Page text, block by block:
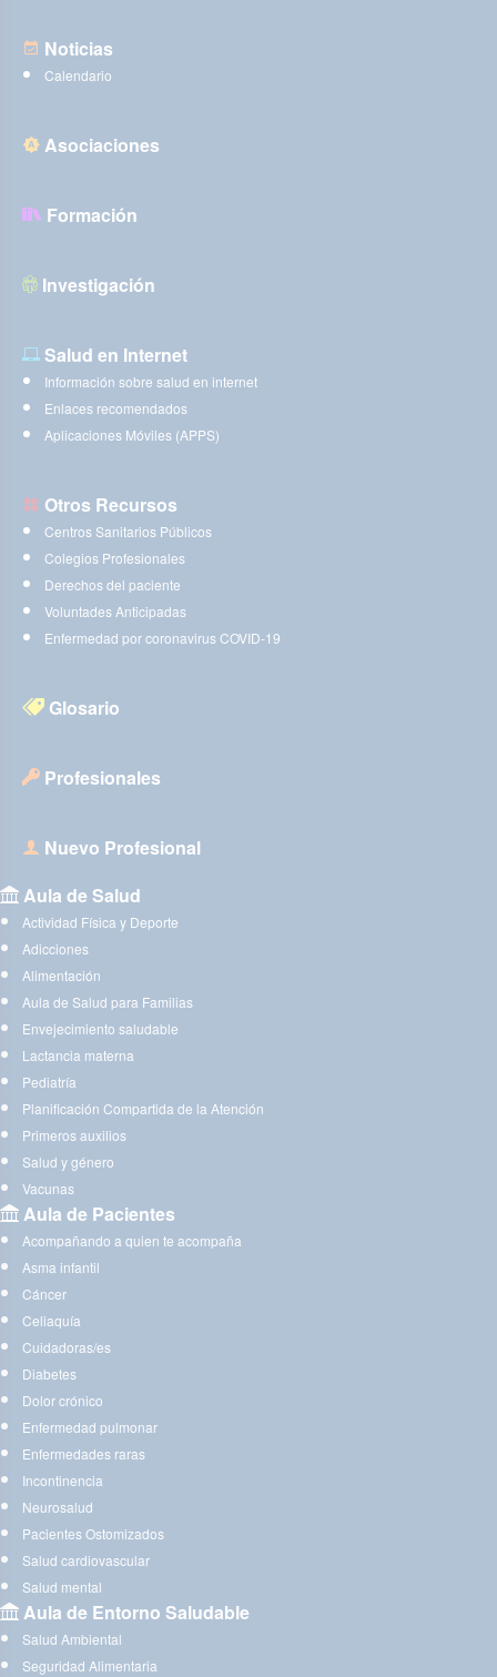
Noticias
Calendario
Asociaciones
Formación
Investigación
Salud en Internet
Información sobre salud en internet
Enlaces recomendados
Aplicaciones Móviles (APPS)
Otros Recursos
Centros Sanitarios Públicos
Colegios Profesionales
Derechos del paciente
Voluntades Anticipadas
Enfermedad por coronavirus COVID-19
Glosario
Profesionales
Nuevo Profesional
Aula de Salud
Actividad Física y Deporte
Adicciones
Alimentación
Aula de Salud para Familias
Envejecimiento saludable
Lactancia materna
Pediatría
Planificación Compartida de la Atención
Primeros auxilios
Salud y género
Vacunas
Aula de Pacientes
Acompañando a quien te acompaña
Asma infantil
Cáncer
Celiaquía
Cuidadoras/es
Diabetes
Dolor crónico
Enfermedad pulmonar
Enfermedades raras
Incontinencia
Neurosalud
Pacientes Ostomizados
Salud cardiovascular
Salud mental
Aula de Entorno Saludable
Salud Ambiental
Seguridad Alimentaria